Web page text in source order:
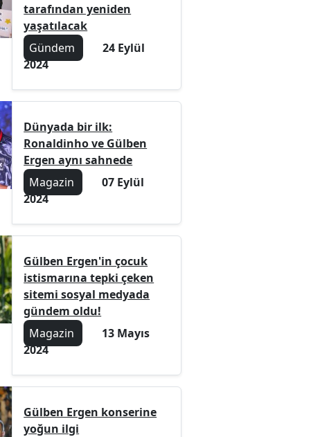
tarafından yeniden
yaşatılacak
Gündem
24 Eylül
2024
Dünyada bir ilk:
Ronaldinho ve Gülben
Ergen aynı sahnede
Magazin
07 Eylül
2024
Gülben Ergen'in çocuk
istismarına tepki çeken
sitemi sosyal medyada
gündem oldu!
Magazin
13 Mayıs
2024
Gülben Ergen konserine
yoğun ilgi